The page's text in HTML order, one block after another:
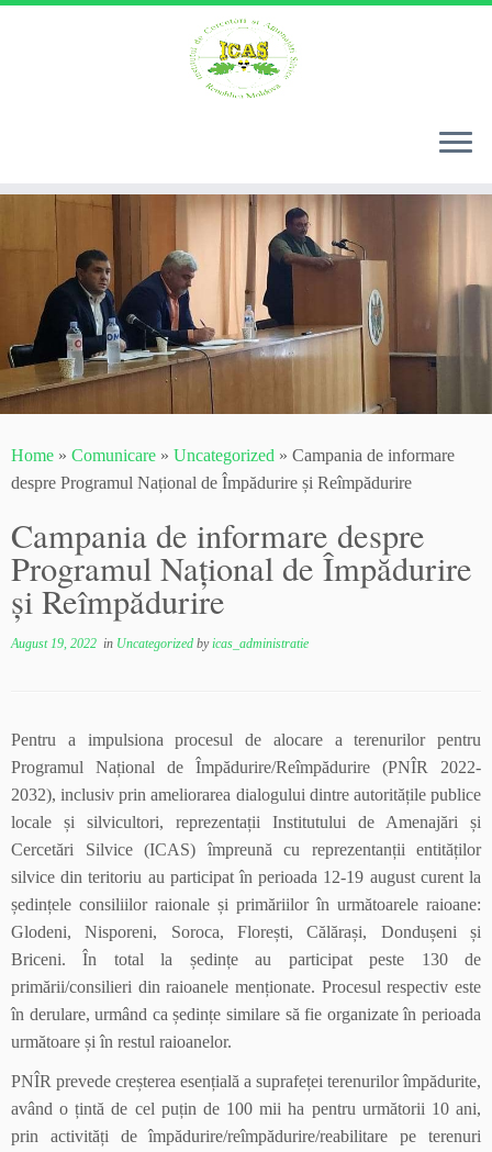
Home » Comunicare » Uncategorized » Campania de informare
despre Programul Național de Împădurire și Reîmpădurire
Campania de informare despre
Programul Național de Împădurire
și Reîmpădurire
August 19, 2022 in Uncategorized byicas_administratie
Pentru a impulsiona procesul de alocare a terenurilor pentru
Programul Național de Împădurire/Reîmpădurire (PNÎR 2022-
2032), inclusiv prin ameliorarea dialogului dintre autoritățile publice
locale și silvicultori, reprezentații Institutului de Amenajări și
Cercetări Silvice (ICAS) împreună cu reprezentanții entităților
silvice din teritoriu au participat în perioada 12-19 august curent la
ședințele consiliilor raionale și primăriilor în următoarele raioane:
Glodeni, Nisporeni, Soroca, Florești, Călărași, Dondușeni și
Briceni. În total la ședințe au participat peste 130 de
primării/consilieri din raioanele menționate. Procesul respectiv este
în derulare, urmând ca ședințe similare să fie organizate în perioada
următoare și în restul raioanelor.
PNÎR prevede creșterea esențială a suprafeței terenurilor împădurite,
având o țintă de cel puțin de 100 mii ha pentru următorii 10 ani,
prin activități de împădurire/reîmpădurire/reabilitare pe terenuri